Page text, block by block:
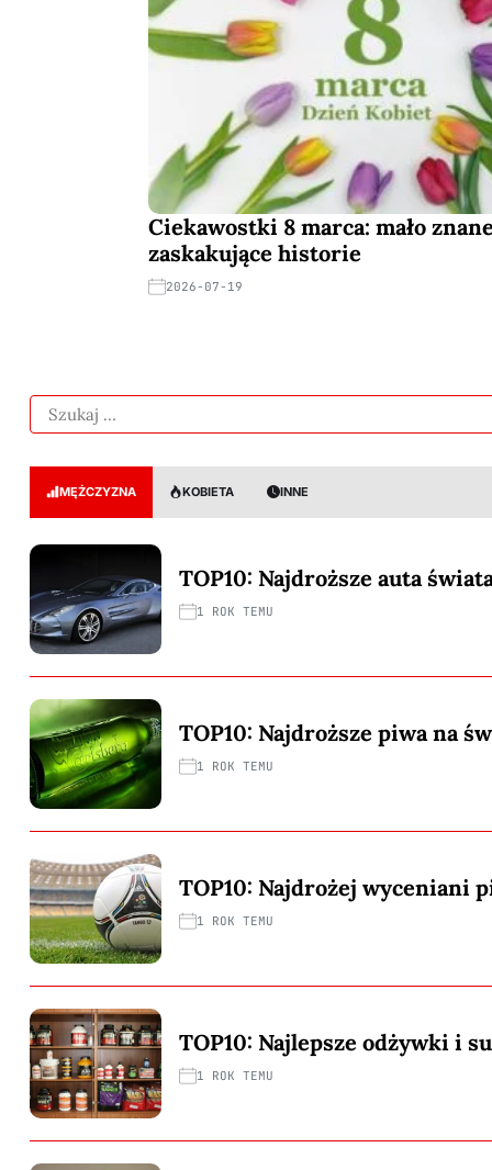
Ciekawostki 8 marca: mało
zaskakujące historie
2026-07-19
MĘŻCZYZNA KOBIETA INNE
TOP10: Najdroższe auta
1 ROK TEMU
TOP10: Najdroższe piwa na
1 ROK TEMU
TOP10: Najdrożej wyceniani
1 ROK TEMU
TOP10: Najlepsze odżywki i
1 ROK TEMU